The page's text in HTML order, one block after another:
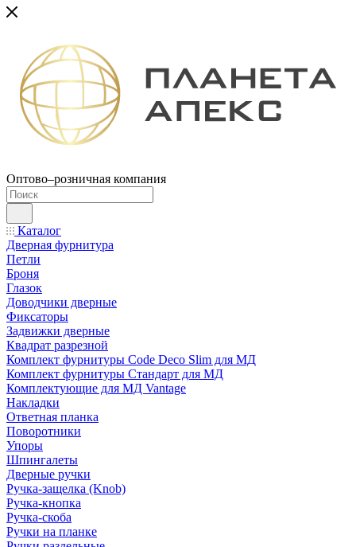
Оптово–розничная компания
Каталог
Дверная фурнитура
Петли
Броня
Глазок
Доводчики дверные
Фиксаторы
Задвижки дверные
Квадрат разрезной
Комплект фурнитуры Code Deco Slim для МД
Комплект фурнитуры Стандарт для МД
Комплектующие для МД Vantage
Накладки
Ответная планка
Поворотники
Упоры
Шпингалеты
Дверные ручки
Ручка-защелка (Knob)
Ручка-кнопка
Ручка-скоба
Ручки на планке